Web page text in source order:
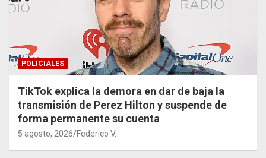
POLICIALES
TikTok explica la demora en dar de baja la
transmisión de Perez Hilton y suspende de
forma permanente su cuenta
5 agosto, 2026 Federico V.